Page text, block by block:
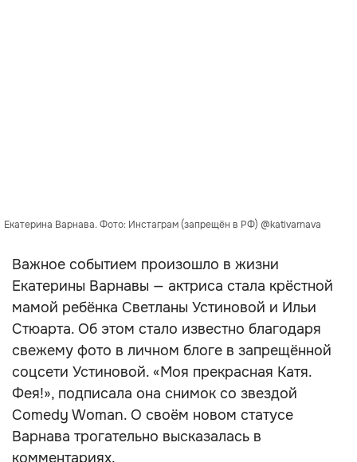
Екатерина Варнава. Фото: Инстаграм (запрещён в РФ) @kativarnava
Важное событием произошло в жизни
Екатерины Варнавы — актриса стала крёстной
мамой ребёнка Светланы Устиновой и Ильи
Стюарта. Об этом стало известно благодаря
свежему фото в личном блоге в запрещённой
соцсети Устиновой. «Моя прекрасная Катя.
Фея!», подписала она снимок со звездой
Comedy Woman. О своём новом статусе
Варнава трогательно высказалась в
комментариях.